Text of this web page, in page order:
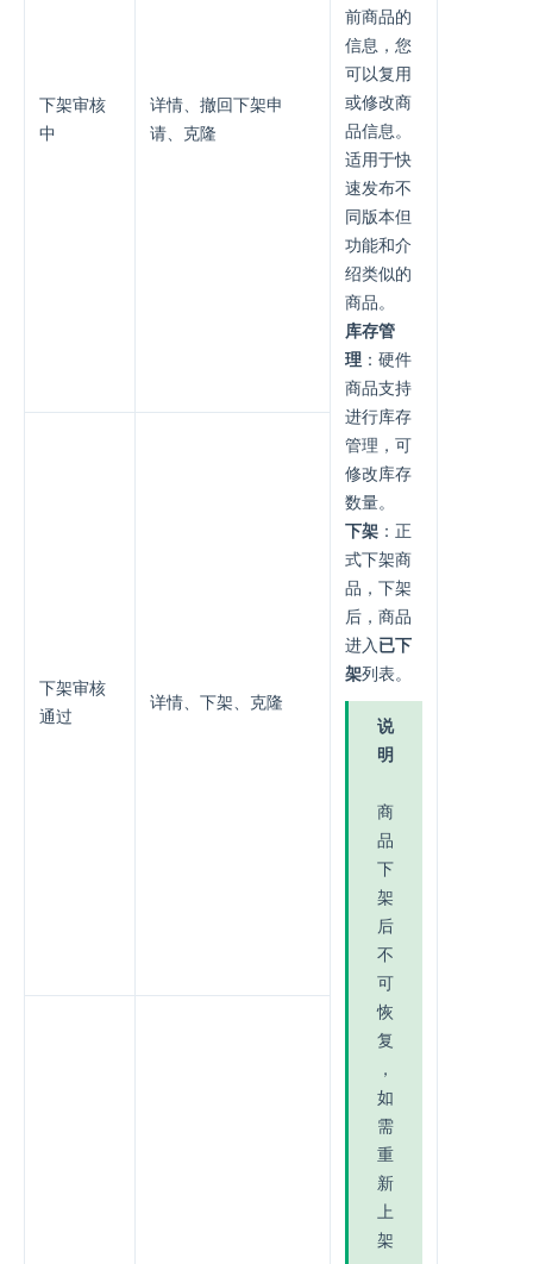
前商品的
信息，您
可以复用
或修改商
品信息。
适用于快
速发布不
同版本但
功能和介
绍类似的
商品。
库存管
理 ：硬件
商品支持
进行库存
管理，可
修改库存
数量。
下架 ：正
式下架商
品，下架
后，商品
进入 已下
架列表。
说
明
商
品
下
架
后
不
可
恢
复
，
如
需
重
新
上
架
下架审核
中
详情、撤回下架申
请、克隆
下架审核
通过
详情、下架、克隆